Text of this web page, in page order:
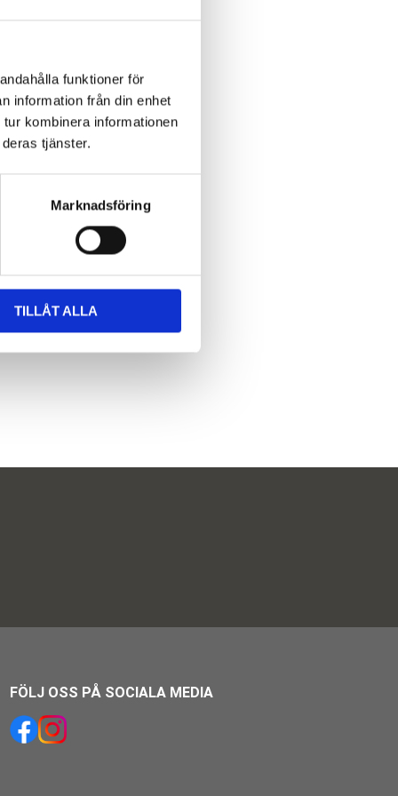
funktioner för
information från din enhet
kombinera informationen
tjänster.
Marknadsföring
TILLÅT ALLA
FÖLJ OSS PÅ SOCIALA MEDIA